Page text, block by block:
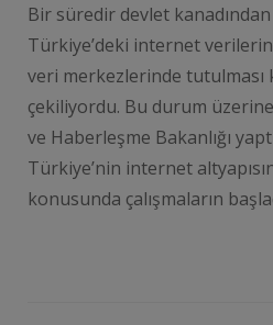
Bir süredir devlet
Türkiye’deki internet
veri merkezlerinde
çekiliyordu. Bu durum
ve Haberleşme Bakanlığı
Türkiye’nin internet
konusunda çalışmaların